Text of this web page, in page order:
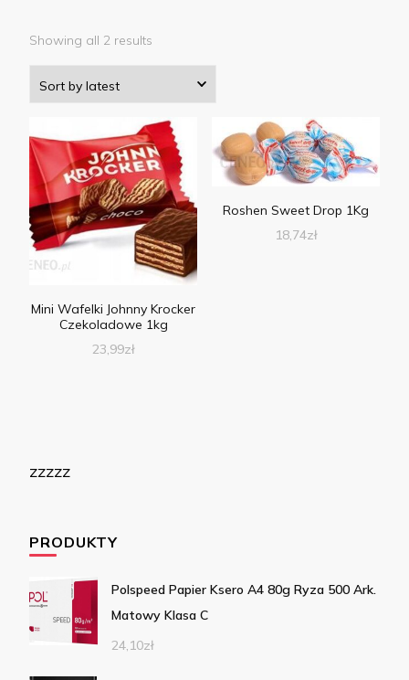
Showing all 2 results
Mini Wafelki Johnny Krocker
Czekoladowe 1kg
23,99zł
Roshen Sweet Drop 1Kg
18,74zł
zzzzz
PRODUKTY
Polspeed Papier Ksero A4 80g Ryza 500 Ark.
Matowy Klasa C
24,10zł